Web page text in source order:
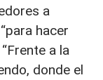
a
hacer
a la
donde el